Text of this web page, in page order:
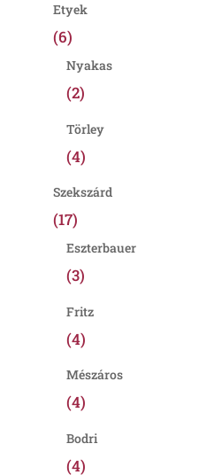
Etyek
(6)
Nyakas
(2)
Törley
(4)
Szekszárd
(17)
Eszterbauer
(3)
Fritz
(4)
Mészáros
(4)
Bodri
(4)